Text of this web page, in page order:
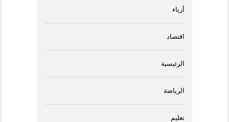
أزياء
اقتصاد
الرئيسية
الرياضة
تعليم